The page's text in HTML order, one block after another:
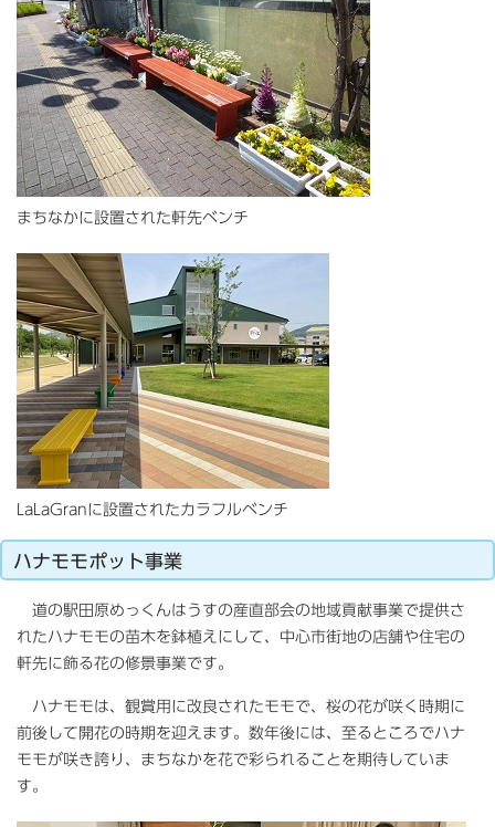
まちなかに設置された軒先ベンチ
LaLaGranに設置されたカラフルベンチ
ハナモモポット事業
道の駅田原めっくんはうすの産直部会の地域貢献事業で提供さ
れたハナモモの苗木を鉢植えにして、中心市街地の店舗や住宅の
軒先に飾る花の修景事業です。
ハナモモは、観賞用に改良されたモモで、桜の花が咲く時期に
前後して開花の時期を迎えます。数年後には、至るところでハナ
モモが咲き誇り、まちなかを花で彩られることを期待していま
す。